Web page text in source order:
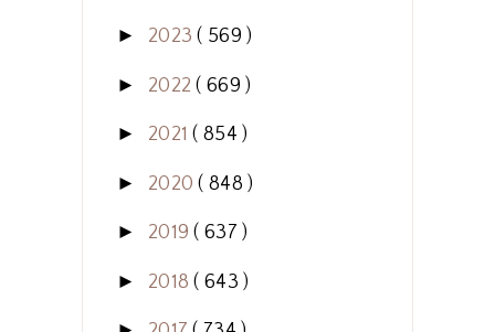
► 2023( 569 )
► 2022( 669 )
► 2021( 854 )
► 2020( 848 )
► 2019( 637 )
► 2018( 643 )